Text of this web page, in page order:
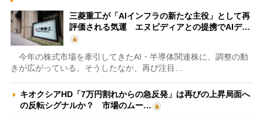
三菱重工が「AIインフラの新たな主役」として再
評価される気運 エヌビディアとの提携でAIデ…
今年の株式市場を牽引してきたAI・半導体関連株に、調整の動
きが広がっている。そうしたなか、再び注目…
キオクシアHD「7万円割れからの急反発」は再びの上昇局面へ
の反転シグナルか？ 市場のムー…